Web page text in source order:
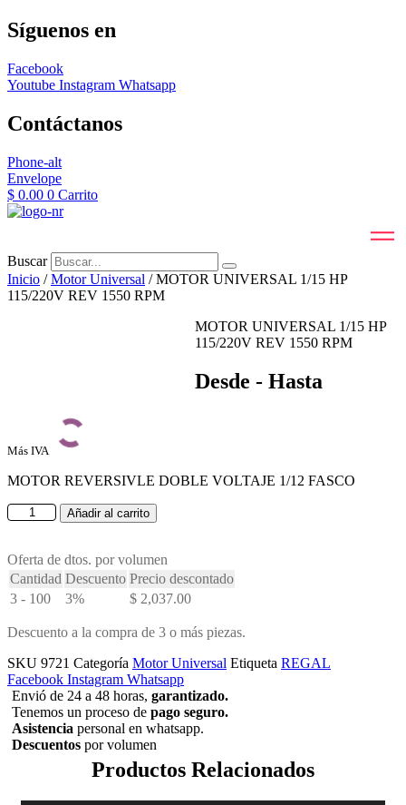
Síguenos en
Facebook
Youtube Instagram Whatsapp
Contáctanos
Phone-alt
Envelope
$ 0.00 0 Carrito
Buscar
Inicio /Motor Universal / MOTOR UNIVERSAL 1/15 HP
115/220V REV 1550 RPM
MOTOR UNIVERSAL 1/15 HP
115/220V REV 1550 RPM
Desde - Hasta
Más IVA
MOTOR REVERSIVLE DOBLE VOLTAJE 1/12 FASCO
MOTOR
UNIVERSAL
HP
115/220V
REV
1550
RPM
cantidad
Añadir al carrito
Oferta de dtos. por volumen
Cantidad Descuento Precio descontado
3 - 100
3% $ 2,037.00
Descuento a la compra de 3 o más piezas.
SKU 9721 Categoría Motor Universal Etiqueta REGAL
Facebook Instagram Whatsapp
Envió de 24 a 48 horas, garantizado.
Tenemos un proceso de pago seguro.
Asistencia personal en whatsapp.
Descuentos por volumen
Productos Relacionados